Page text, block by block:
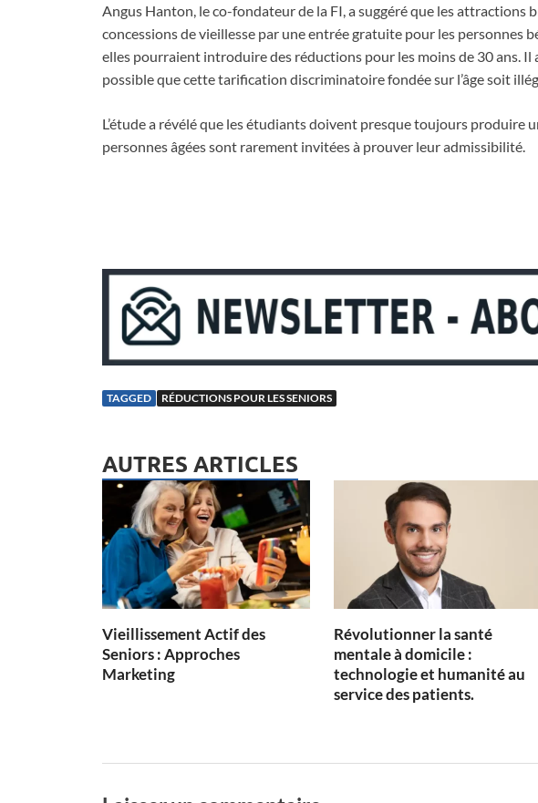
Angus Hanton, le co-fondateur de la FI, a suggéré que les
concessions de vieillesse par une entrée gratuite pour les personnes
elles pourraient introduire des réductions pour les moins de 30 ans. Il
possible que cette tarification discriminatoire fondée sur l’âge soit
L’étude a révélé que les étudiants doivent presque toujours produire
personnes âgées sont rarement invitées à prouver leur admissibilité.
TAGGED RÉDUCTIONS POUR LES SENIORS
AUTRES ARTICLES
Vieillissement Actif des
Seniors : Approches
Marketing
Révolutionner la santé
mentale à domicile :
technologie et humanité au
service des patients.